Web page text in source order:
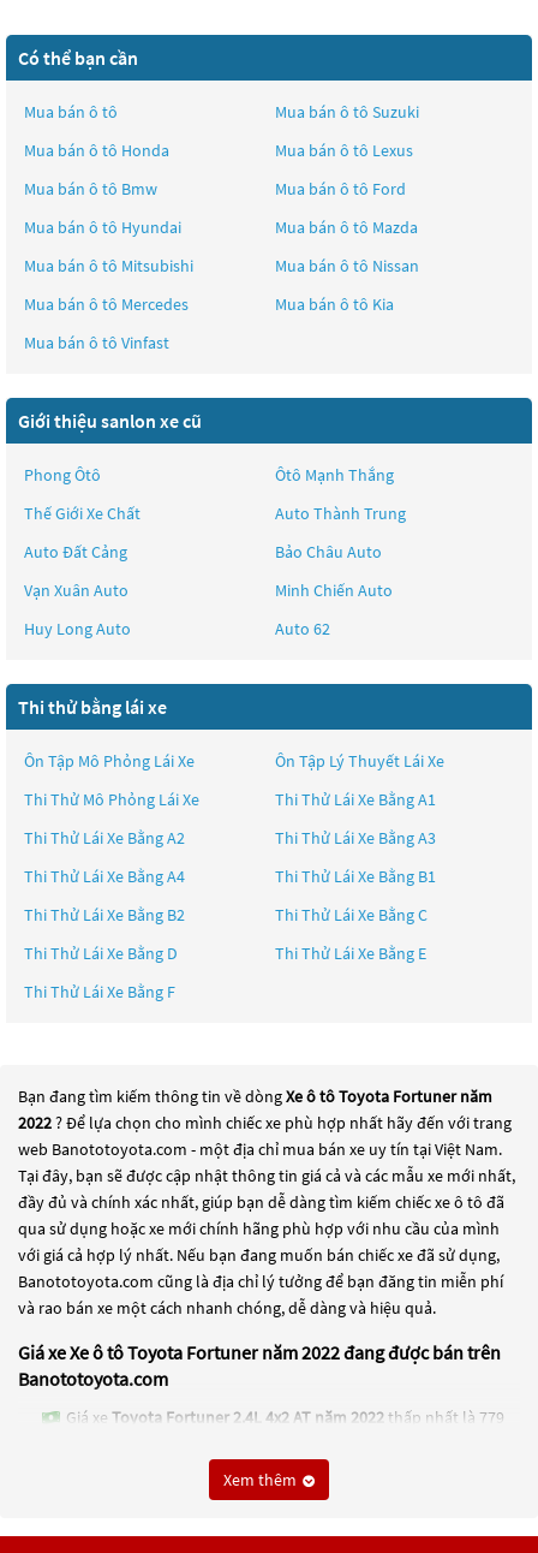
Có thể bạn cần
Mua bán ô tô Mua bán ô tô Suzuki
Mua bán ô tô Honda Mua bán ô tô Lexus
Mua bán ô tô Bmw Mua bán ô tô Ford
Mua bán ô tô Hyundai Mua bán ô tô Mazda
Mua bán ô tô Mitsubishi Mua bán ô tô Nissan
Mua bán ô tô Mercedes Mua bán ô tô Kia
Mua bán ô tô Vinfast
Giới thiệu sanlon xe cũ
Phong Ôtô
Ôtô Mạnh Thắng
Thế Giới Xe Chất
Auto Thành Trung
Auto Đất Cảng
Bảo Châu Auto
Vạn Xuân Auto
Minh Chiến Auto
Huy Long Auto
Auto 62
Thi thử bằng lái xe
Ôn Tập Mô Phỏng Lái Xe
Ôn Tập Lý Thuyết Lái Xe
Thi Thử Mô Phỏng Lái Xe
Thi Thử Lái Xe Bằng A1
Thi Thử Lái Xe Bằng A2
Thi Thử Lái Xe Bằng A3
Thi Thử Lái Xe Bằng A4
Thi Thử Lái Xe Bằng B1
Thi Thử Lái Xe Bằng B2
Thi Thử Lái Xe Bằng C
Thi Thử Lái Xe Bằng D
Thi Thử Lái Xe Bằng E
Thi Thử Lái Xe Bằng F
Bạn đang tìm kiếm thông tin về dòngXe ô tô Toyota Fortuner năm
2022? Để lựa chọn cho mình chiếc xe phù hợp nhất hãy đến với trang
web Banototoyota.com - một địa chỉ mua bán xe uy tín tại Việt Nam.
Tại đây, bạn sẽ được cập nhật thông tin giá cả và các mẫu xe mới nhất,
đầy đủ và chính xác nhất, giúp bạn dễ dàng tìm kiếm chiếc xe ô tô đã
qua sử dụng hoặc xe mới chính hãng phù hợp với nhu cầu của mình
với giá cả hợp lý nhất. Nếu bạn đang muốn bán chiếc xe đã sử dụng,
Banototoyota.com cũng là địa chỉ lý tưởng để bạn đăng tin miễn phí
và rao bán xe một cách nhanh chóng, dễ dàng và hiệu quả.
Giá xe Xe ô tô Toyota Fortuner năm 2022 đang được bán trên
Banototoyota.com
Giá xe Toyota Fortuner 2.4L 4x2 AT năm 2022 thấp nhất là 779
Toyota Fortuner Legender 2.4L 4x2 AT năm 2022
Xem thêm